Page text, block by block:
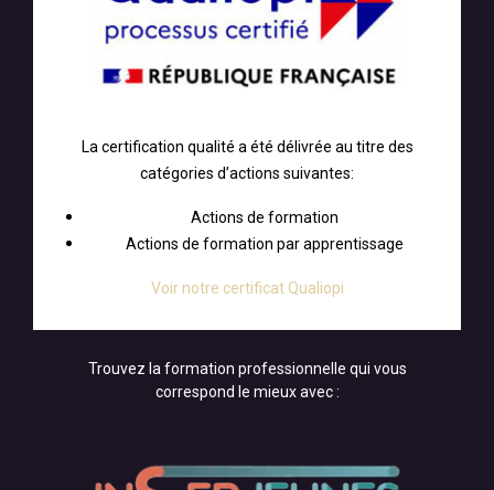
La certification qualité a été délivrée au titre des
catégories d’actions suivantes:
Actions de formation
Actions de formation par apprentissage
Voir notre certificat Qualiopi
Trouvez la formation professionnelle qui vous
correspond le mieux avec :